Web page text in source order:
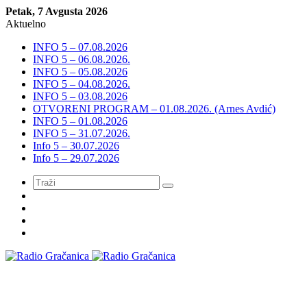
Petak, 7 Avgusta 2026
Aktuelno
INFO 5 – 07.08.2026
INFO 5 – 06.08.2026.
INFO 5 – 05.08.2026
INFO 5 – 04.08.2026.
INFO 5 – 03.08.2026
OTVORENI PROGRAM – 01.08.2026. (Arnes Avdić)
INFO 5 – 01.08.2026
INFO 5 – 31.07.2026.
Info 5 – 30.07.2026
Info 5 – 29.07.2026
Meni